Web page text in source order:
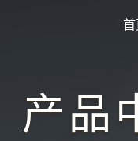
首
产品